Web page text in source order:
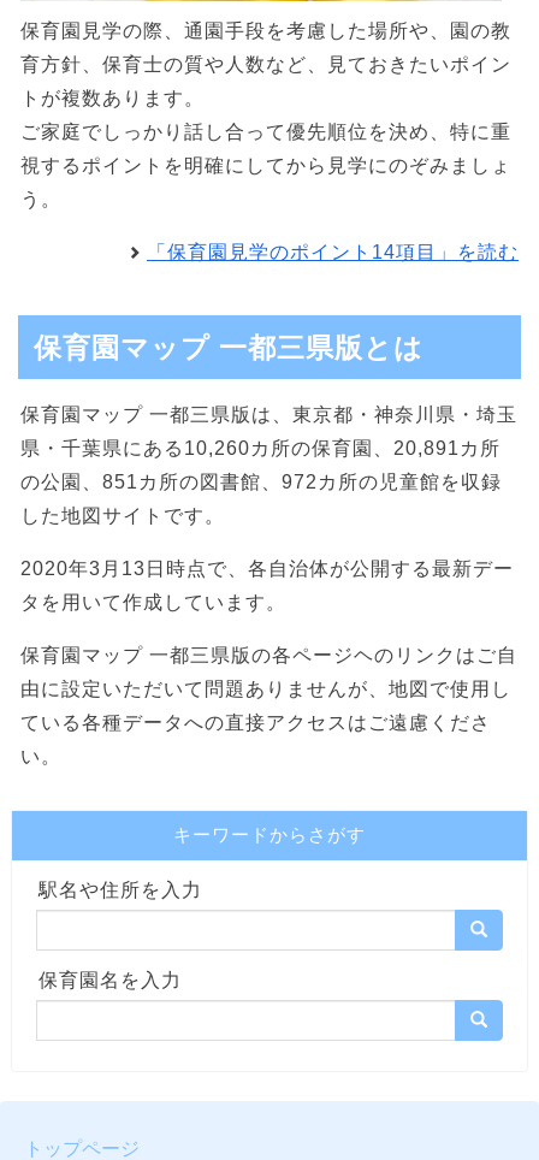
保育園見学の際、通園手段を考慮した場所や、園の教
育方針、保育士の質や人数など、見ておきたいポイン
トが複数あります。
ご家庭でしっかり話し合って優先順位を決め、特に重
視するポイントを明確にしてから見学にのぞみましょ
う。
「保育園見学のポイント14項目」を読む
保育園マップ 一都三県版とは
保育園マップ 一都三県版は、東京都・神奈川県・埼玉
県・千葉県にある10,260カ所の保育園、20,891カ所
の公園、851カ所の図書館、972カ所の児童館を収録
した地図サイトです。
2020年3月13日時点で、各自治体が公開する最新デー
タを用いて作成しています。
保育園マップ 一都三県版の各ページヘのリンクはご自
由に設定いただいて問題ありませんが、地図で使用し
ている各種データへの直接アクセスはご遠慮くださ
い。
キーワードからさがす
駅名や住所を入力
保育園名を入力
トップページ